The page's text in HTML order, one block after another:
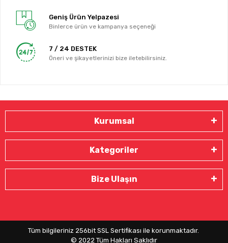
Geniş Ürün Yelpazesi
Binlerce ürün ve kampanya seçeneği
7 / 24 DESTEK
Öneri ve şikayetlerinizi bize iletebilirsiniz.
Kurumsal
Kategoriler
Bize Ulaşın
Tüm bilgileriniz 256bit SSL Sertifikası ile korunmaktadır.
© 2022 Tüm Hakları Saklıdır